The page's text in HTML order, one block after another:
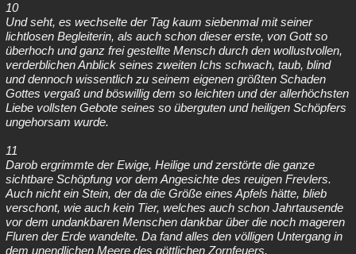
10
Und seht, es wechselte der Tag kaum siebenmal mit seiner
lichtlosen Begleiterin, als auch schon dieser erste, von Gott so
überhoch und ganz frei gestellte Mensch durch den wollustvollen,
verderblichen Anblick seines zweiten Ichs schwach, taub, blind
und dennoch wissentlich zu seinem eigenen größten Schaden
Gottes vergaß und böswillig dem so leichten und der allerhöchsten
Liebe vollsten Gebote seines so überguten und heiligen Schöpfers
ungehorsam wurde.
11
Darob ergrimmte der Ewige, Heilige und zerstörte die ganze
sichtbare Schöpfung vor dem Angesichte des reuigen Frevlers.
Auch nicht ein Stein, der da die Größe eines Apfels hätte, blieb
verschont, wie auch kein Tier, welches auch schon Jahrtausende
vor dem undankbaren Menschen dankbar über die noch mageren
Fluren der Erde wandelte. Da fand alles den völligen Untergang in
dem unendlichen Meere des göttlichen Zornfeuers.